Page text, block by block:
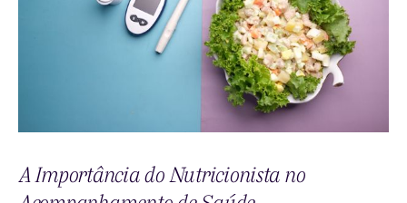
A Importância do Nutricionista no